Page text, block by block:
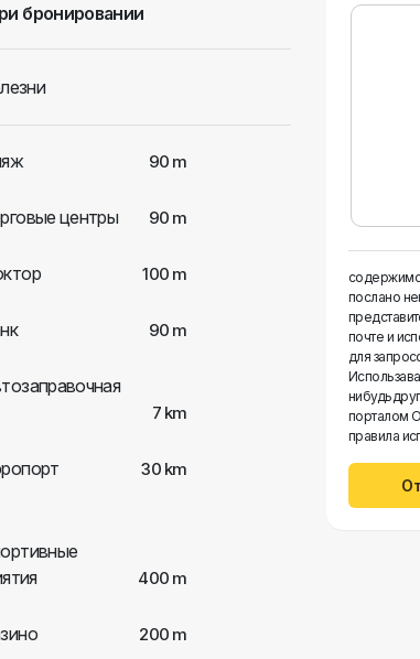
бронировании
90 m
центры 90 m
100 m
90 m
7 km
30 km
400 m
200 m
послано
почте и
для
порталом
правила